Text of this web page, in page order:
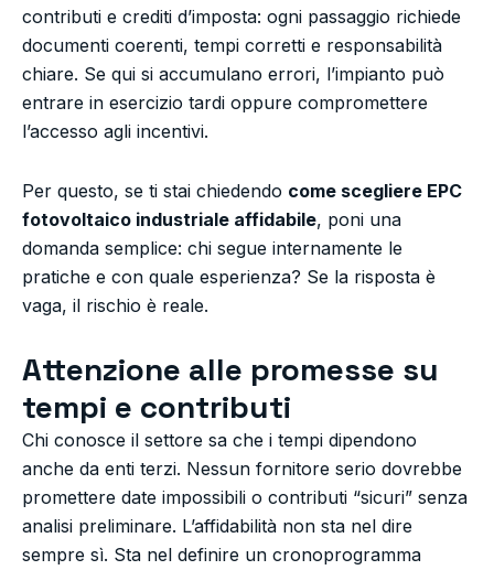
contributi e crediti d’imposta: ogni passaggio richiede
documenti coerenti, tempi corretti e responsabilità
chiare. Se qui si accumulano errori, l’impianto può
entrare in esercizio tardi oppure compromettere
l’accesso agli incentivi.
Per questo, se ti stai chiedendo come scegliere EPC
fotovoltaico industriale affidabile, poni una
domanda semplice: chi segue internamente le
pratiche e con quale esperienza? Se la risposta è
vaga, il rischio è reale.
Attenzione alle promesse su
tempi e contributi
Chi conosce il settore sa che i tempi dipendono
anche da enti terzi. Nessun fornitore serio dovrebbe
promettere date impossibili o contributi “sicuri” senza
analisi preliminare. L’affidabilità non sta nel dire
sempre sì. Sta nel definire un cronoprogramma